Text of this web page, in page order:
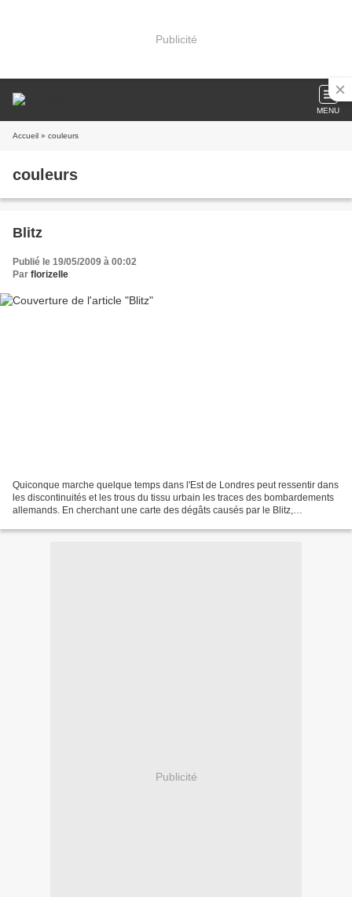
Publicité
MENU
Accueil » couleurs
couleurs
Blitz
Publié le 19/05/2009 à 00:02
Par florizelle
Quiconque marche quelque temps dans l'Est de Londres peut ressentir dans
les discontinuités et les trous du tissu urbain les traces des bombardements
allemands. En cherchant une carte des dégâts causés par le Blitz,
Publicité